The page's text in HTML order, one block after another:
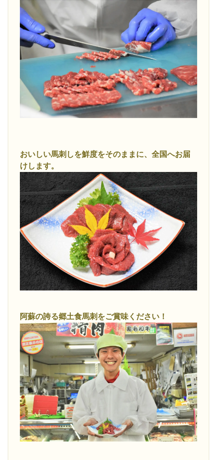
おいしい馬刺しを鮮度をそのままに、全国へお届
けします。
阿蘇の誇る郷土食馬刺をご賞味ください！